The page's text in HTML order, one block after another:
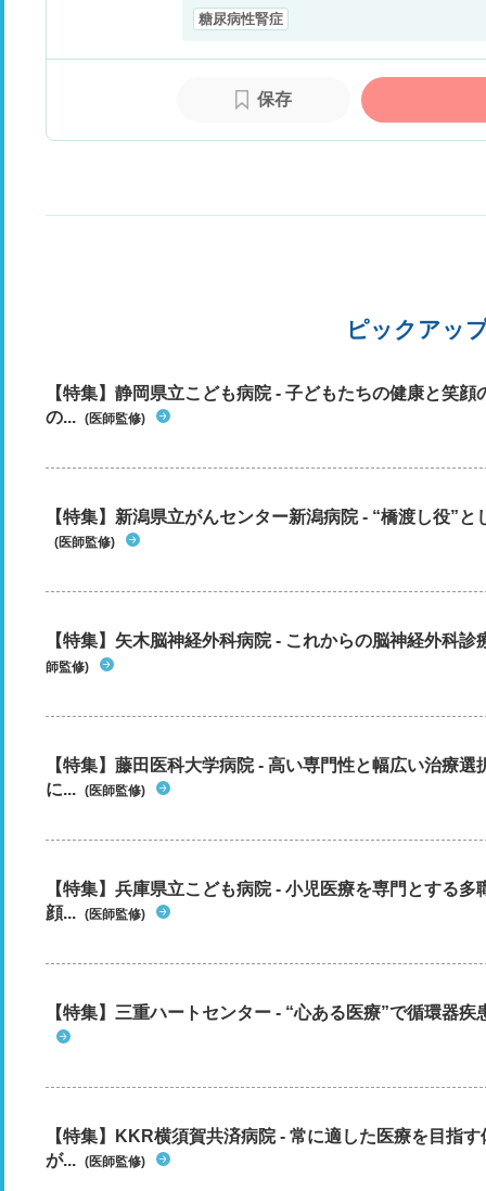
糖尿病性腎症
保存
ピックアッ
【特集】静岡県立こども病院 - 子どもたちの健康と笑
の... (医師監修)
【特集】新潟県立がんセンター新潟病院 - “橋渡し役”
(医師監修)
【特集】矢木脳神経外科病院 - これからの脳神経外科
師監修)
【特集】藤田医科大学病院 - 高い専門性と幅広い治療
に... (医師監修)
【特集】兵庫県立こども病院 - 小児医療を専門とする
顔... (医師監修)
【特集】三重ハートセンター - “心ある医療”で循環器疾
【特集】KKR横須賀共済病院 - 常に適した医療を目指
が... (医師監修)